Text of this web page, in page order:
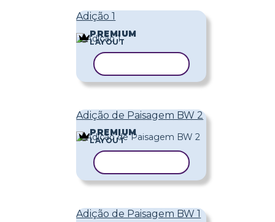
Adição 1
PREMIUM
LAYOUT
Adição de Paisagem BW 2
PREMIUM
LAYOUT
Adição de Paisagem BW 1